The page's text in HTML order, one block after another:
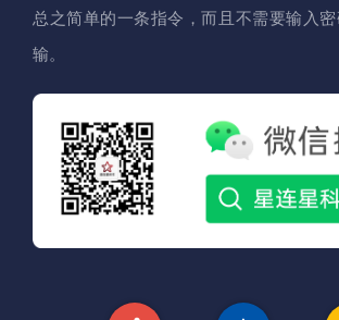
总之简单的一条指令，而且不需要输入
输。